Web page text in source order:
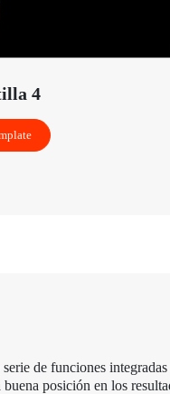
4
de funciones
posición en los